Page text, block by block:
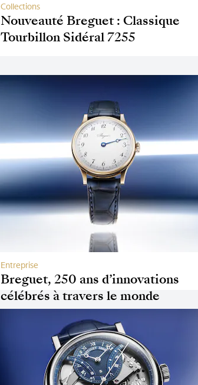
Nouveauté Breguet : Classique
Tourbillon Sidéral 7255
Collections
Breguet, 250 ans d’innovations
célébrés à travers le monde
Entreprise